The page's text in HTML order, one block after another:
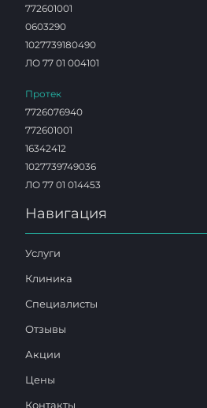
772601001
0603290
1027739180490
ЛО 77 01 004101
Протек
7726076940
772601001
16342412
1027739749036
ЛО 77 01 014453
Навигация
Услуги
Клиника
Специалисты
Отзывы
Акции
Цены
Контакты